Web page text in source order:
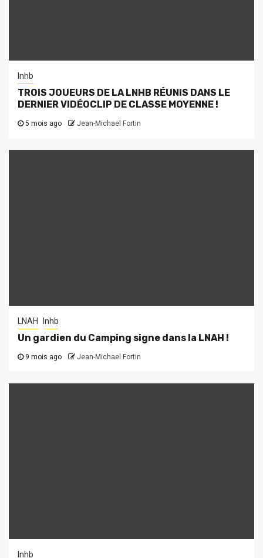
lnhb
TROIS JOUEURS DE LA LNHB RÉUNIS DANS LE
DERNIER VIDÉOCLIP DE CLASSE MOYENNE !
5 mois ago Jean-Michael Fortin
LNAH lnhb
Un gardien du Camping signe dans la LNAH !
9 mois ago Jean-Michael Fortin
lnhb